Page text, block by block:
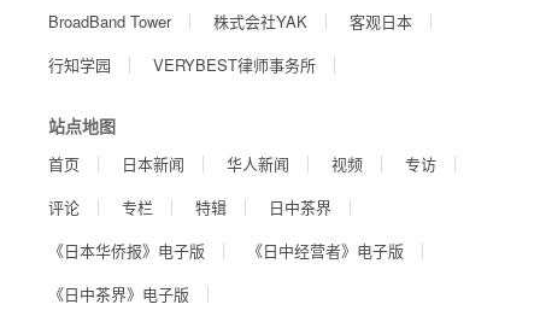
BroadBand Tower
株式会社YAK
客观日本
行知学园
VERYBEST律师事务所
站点地图
首页 日本新闻 华人新闻 视频
专访
评论
专栏 特辑
日中茶界
《日本华侨报》电子版
《日中经营者》电子版
《日中茶界》电子版